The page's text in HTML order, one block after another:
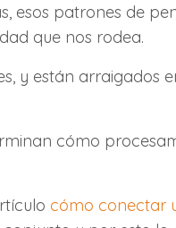
esos patrones de
que nos rodea.
y están arraigados
cómo
cómo conectar